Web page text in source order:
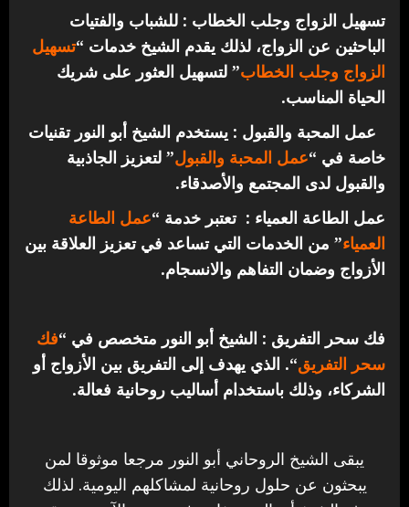
تسهيل الزواج وجلب الخطاب : للشباب والفتيات
الباحثين عن الزواج، لذلك يقدم الشيخ خدمات “تسهيل
الزواج وجلب الخطاب” لتسهيل العثور على شريك
الحياة المناسب.
عمل المحبة والقبول : يستخدم الشيخ أبو النور تقنيات
خاصة في “عمل المحبة والقبول” لتعزيز الجاذبية
والقبول لدى المجتمع والأصدقاء.
عمل الطاعة العمياء : تعتبر خدمة “عمل الطاعة
العمياء” من الخدمات التي تساعد في تعزيز العلاقة بين
الأزواج وضمان التفاهم والانسجام.
فك سحر التفريق : الشيخ أبو النور متخصص في “فك
سحر التفريق“. الذي يهدف إلى التفريق بين الأزواج أو
الشركاء، وذلك باستخدام أساليب روحانية فعالة.
يبقى الشيخ الروحاني أبو النور مرجعا موثوقا لمن
يبحثون عن حلول روحانية لمشاكلهم اليومية. لذلك